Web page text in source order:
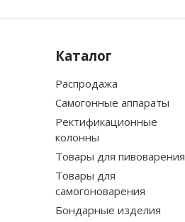
Каталог
Распродажа
Самогонные аппараты
Ректификационные
колонны
Товары для пивоварения
Товары для
самогоноварения
Бондарные изделия